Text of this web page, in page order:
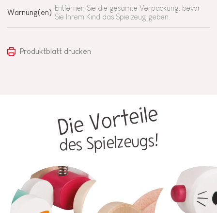
Warnung(en)
Entfernen Sie die gesamte Verpackung, bevor
Sie Ihrem Kind das Spielzeug geben.
Produktblatt drucken
Die Vorteile
des Spielzeugs!